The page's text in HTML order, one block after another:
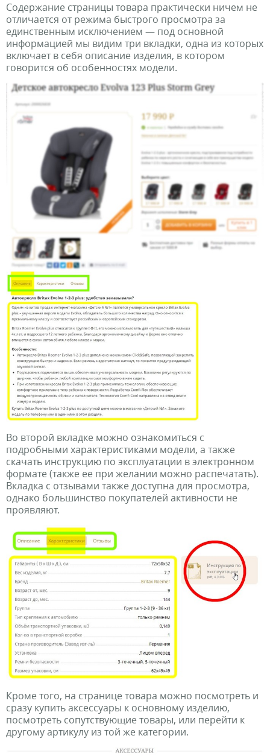
Содержание страницы товара практически ничем не
отличается от режима быстрого просмотра за
единственным исключением — под основной
информацией мы видим три вкладки, одна из которых
включает в себя описание изделия, в котором
говорится об особенностях модели.
Во второй вкладке можно ознакомиться с
подробными характеристиками модели, а также
скачать инструкцию по эксплуатации в электронном
формате (также ее при желании можно распечатать).
Вкладка с отзывами также доступна для просмотра,
однако большинство покупателей активности не
проявляют.
Кроме того, на странице товара можно посмотреть и
сразу купить аксессуары к основному изделию,
посмотреть сопутствующие товары, или перейти к
другому артикулу из той же категории.